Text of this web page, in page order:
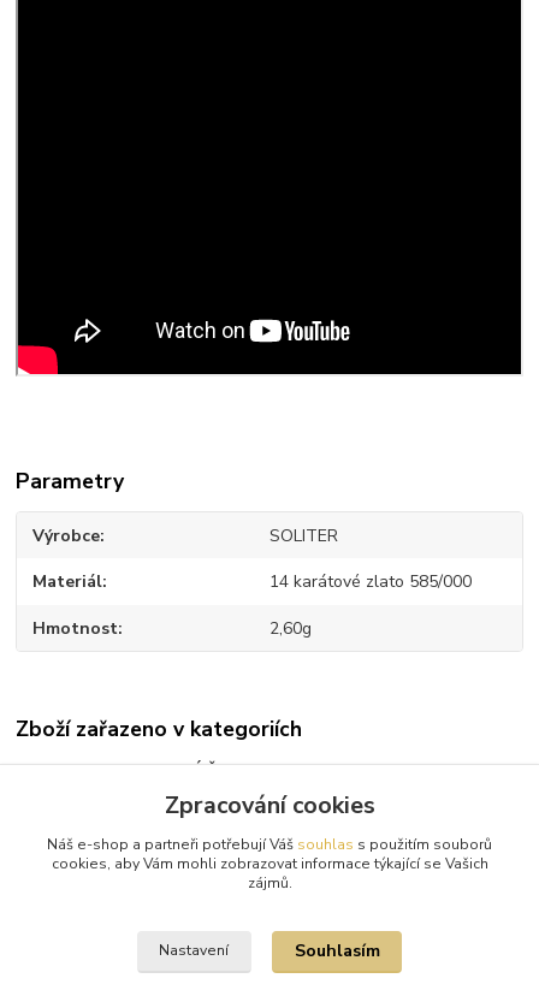
Parametry
Výrobce SOLITER
Materiál 14 karátové zlato 585/000
Hmotnost 2,60g
Zboží zařazeno v kategoriích
AKCE DIAMANTOVÉ ŠPERKY
Diamantové náušnice
Bílé zlato
Zpracování cookies
Náš e-shop a partneři potřebují Váš souhlas s použitím souborů
cookies, aby Vám mohli zobrazovat informace týkající se Vašich
zájmů.
Nastavení Souhlasím